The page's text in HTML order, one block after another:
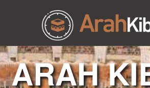
ARAH